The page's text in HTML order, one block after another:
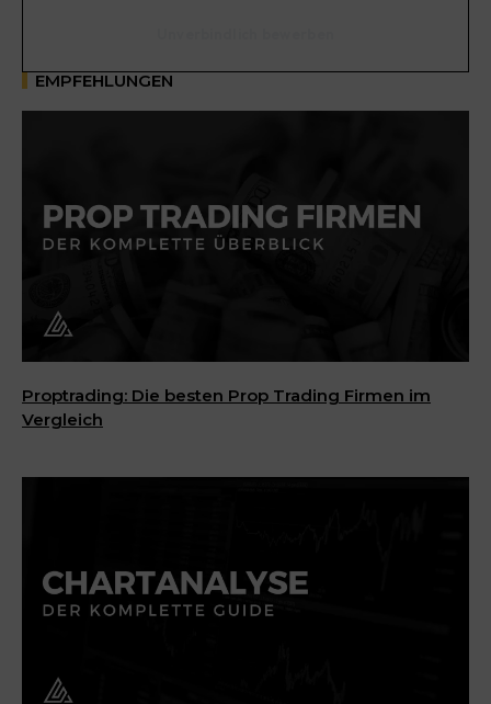
EMPFEHLUNGEN
Proptrading: Die besten Prop Trading Firmen im
Vergleich